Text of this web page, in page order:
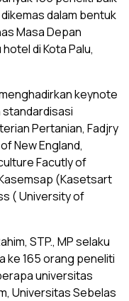
dalam bentuk
Masa Depan
di Kota Palu,
keynote
Pertanian, Fadjry
New England,
Facutly of
(Kasetsart
( University of
STP., MP selaku
ke 165 orang peneliti
universitas
Universitas Sebelas